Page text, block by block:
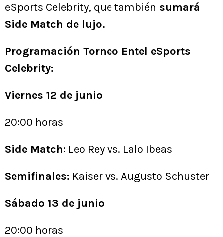
eSports Celebrity, que también sumará
Side Match de lujo.
Programación Torneo Entel eSports
Celebrity:
Viernes 12 de junio
20:00 horas
Side Match: Leo Rey vs. Lalo Ibeas
Semifinales: Kaiser vs. Augusto Schuster
Sábado 13 de junio
20:00 horas